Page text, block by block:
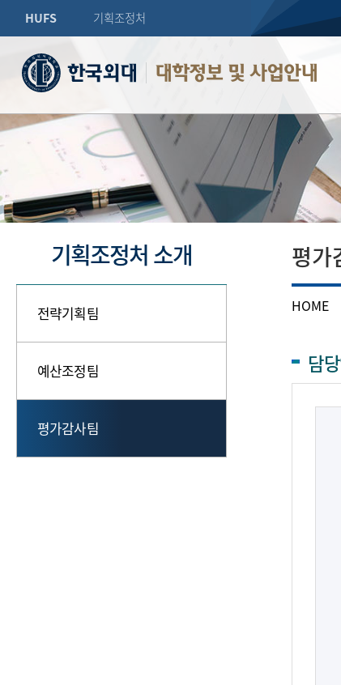
HUFS 기획조정처
대학정보 및 사업안내
기획조정처 소개
전략기획팀
예산조정팀
평가감사팀
HOME
평가
담